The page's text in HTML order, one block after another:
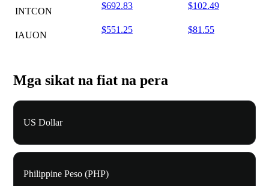
INTCON
$692.83 $102.49
IAUON
$551.25 $81.55
Mga sikat na fiat na pera
US Dollar
Philippine Peso (PHP)